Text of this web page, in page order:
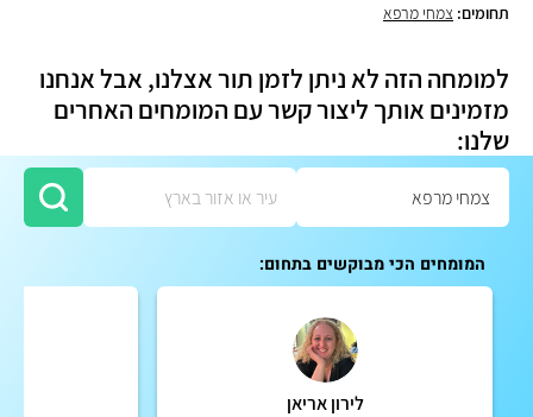
תחומים: צמחי מרפא
למומחה הזה לא ניתן לזמן תור אצלנו, אבל אנחנו
מזמינים אותך ליצור קשר עם המומחים האחרים
שלנו:
המומחים הכי מבוקשים בתחום:
לירון אריאן